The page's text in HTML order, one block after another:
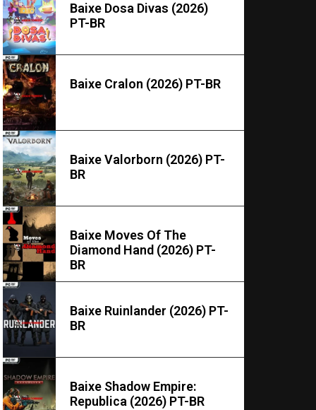
Baixe Dosa Divas (2026)
PT-BR
Baixe Cralon (2026) PT-BR
Baixe Valorborn (2026) PT-
BR
Baixe Moves Of The
Diamond Hand (2026) PT-
BR
Baixe Ruinlander (2026) PT-
BR
Baixe Shadow Empire:
Republica (2026) PT-BR